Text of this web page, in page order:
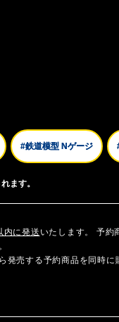
#鉄道模型 Nゲージ
ます。
内に発送 いたします。 予約
発売する予約商品を同時に